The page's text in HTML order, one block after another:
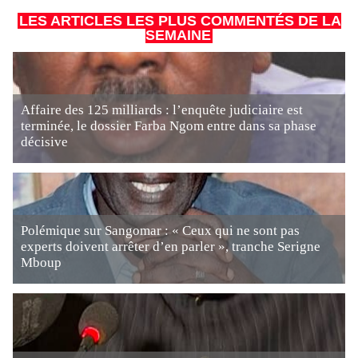
LES ARTICLES LES PLUS COMMENTÉS DE LA
SEMAINE
Affaire des 125 milliards : l’enquête judiciaire est
terminée, le dossier Farba Ngom entre dans sa phase
décisive
Polémique sur Sangomar : « Ceux qui ne sont pas
experts doivent arrêter d’en parler », tranche Serigne
Mboup